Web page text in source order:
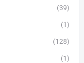
(39)
(1)
(128)
(1)